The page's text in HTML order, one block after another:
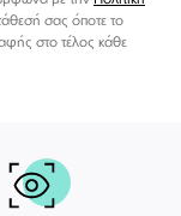
σας όποτε το
στο τέλος κάθε